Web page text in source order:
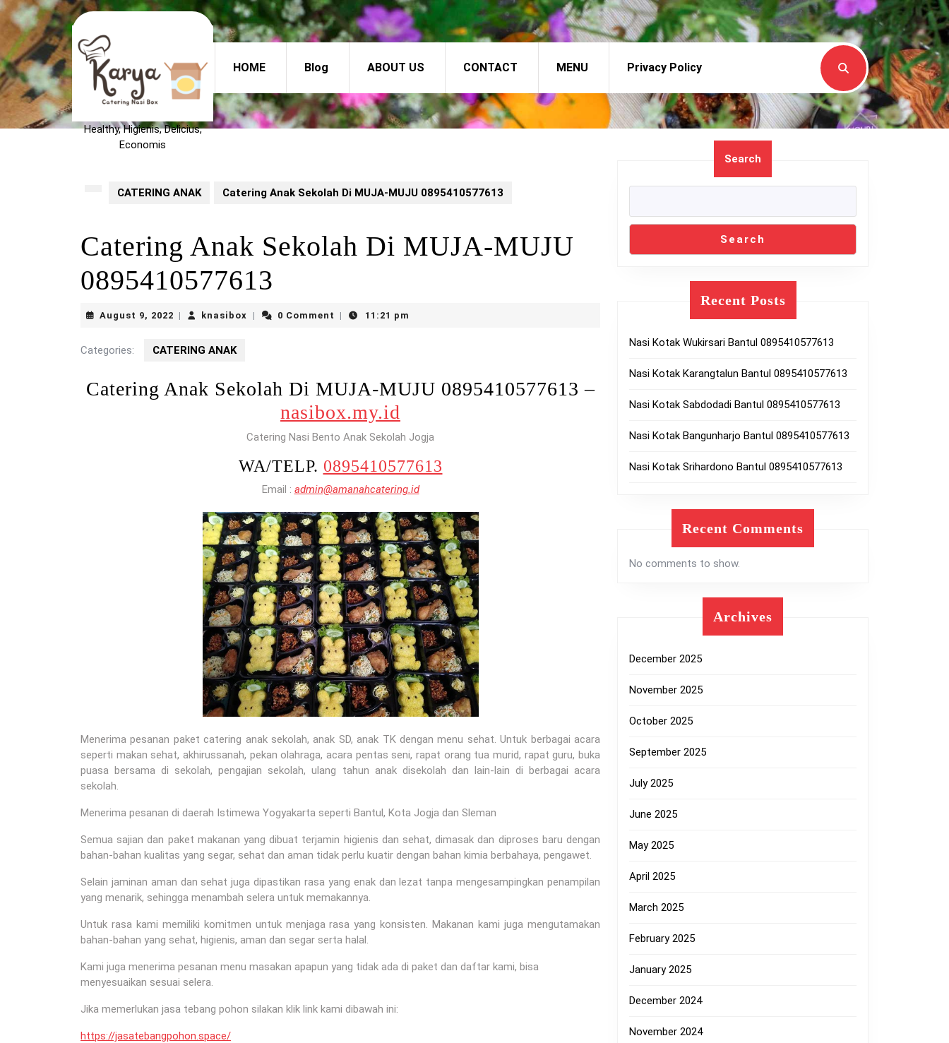
Skip
to
content
Healthy, Higienis, Delicius,
Economis
HOME Blog ABOUT US CONTACT MENU Privacy Policy
CATERING ANAK Catering Anak Sekolah Di MUJA-MUJU 0895410577613
Catering Anak Sekolah Di MUJA-MUJU
0895410577613
August 9, 2022 Augustknasibox knasibox0 Comment 11:21 pm
Categories: CATERING ANAK
Catering Anak Sekolah Di MUJA-MUJU 0895410577613 –
nasibox.my.id
Catering Nasi Bento Anak Sekolah Jogja
WA/TELP. 0895410577613
Email : admin@amanahcatering.id
Menerima pesanan paket catering anak sekolah, anak SD, anak TK dengan menu sehat. Untuk berbagai acara
seperti makan sehat, akhirussanah, pekan olahraga, acara pentas seni, rapat orang tua murid, rapat guru, buka
puasa bersama di sekolah, pengajian sekolah, ulang tahun anak disekolah dan lain-lain di berbagai acara
sekolah.
Menerima pesanan di daerah Istimewa Yogyakarta seperti Bantul, Kota Jogja dan Sleman
Semua sajian dan paket makanan yang dibuat terjamin higienis dan sehat, dimasak dan diproses baru dengan
bahan-bahan kualitas yang segar, sehat dan aman tidak perlu kuatir dengan bahan kimia berbahaya, pengawet.
Selain jaminan aman dan sehat juga dipastikan rasa yang enak dan lezat tanpa mengesampingkan penampilan
yang menarik, sehingga menambah selera untuk memakannya.
Untuk rasa kami memiliki komitmen untuk menjaga rasa yang konsisten. Makanan kami juga mengutamakan
bahan-bahan yang sehat, higienis, aman dan segar serta halal.
Kami juga menerima pesanan menu masakan apapun yang tidak ada di paket dan daftar kami, bisa
menyesuaikan sesuai selera.
Jika memerlukan jasa tebang pohon silakan klik link kami dibawah ini:
https://jasatebangpohon.space/
Search
Search
Recent Posts
Nasi Kotak Wukirsari Bantul 0895410577613
Nasi Kotak Karangtalun Bantul 0895410577613
Nasi Kotak Sabdodadi Bantul 0895410577613
Nasi Kotak Bangunharjo Bantul 0895410577613
Nasi Kotak Srihardono Bantul 0895410577613
Recent Comments
No comments to show.
Archives
December 2025
November 2025
October 2025
September 2025
July 2025
June 2025
May 2025
April 2025
March 2025
February 2025
January 2025
December 2024
November 2024